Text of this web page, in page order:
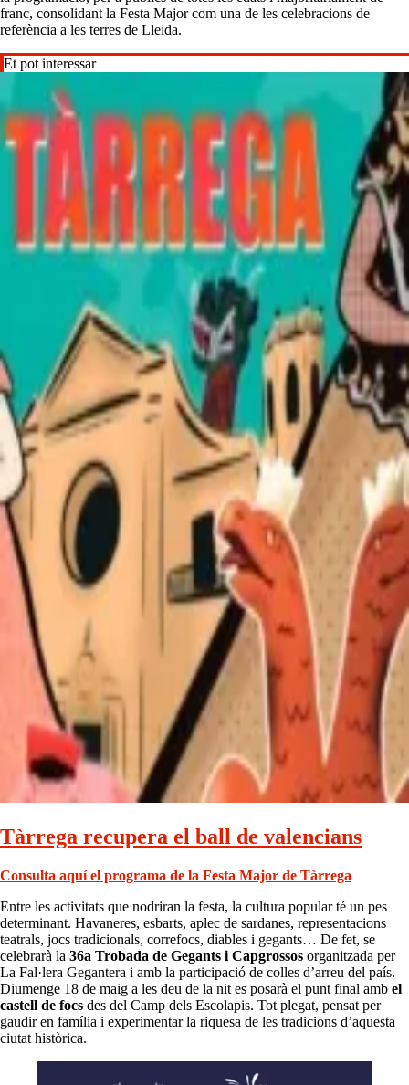
franc, consolidant la Festa Major com una de les celebracions de
referència a les terres de Lleida.
Et pot interessar
Tàrrega recupera el ball de valencians
Consulta aquí el programa de la Festa Major de Tàrrega
Entre les activitats que nodriran la festa, la cultura popular té un pes
determinant. Havaneres, esbarts, aplec de sardanes, representacions
teatrals, jocs tradicionals, correfocs, diables i gegants… De fet, se
celebrarà la 36a Trobada de Gegants i Capgrossos organitzada per
La Fal·lera Gegantera i amb la participació de colles d’arreu del país.
Diumenge 18 de maig a les deu de la nit es posarà el punt final amb el
castell de focs des del Camp dels Escolapis. Tot plegat, pensat per
gaudir en família i experimentar la riquesa de les tradicions d’aquesta
ciutat històrica.